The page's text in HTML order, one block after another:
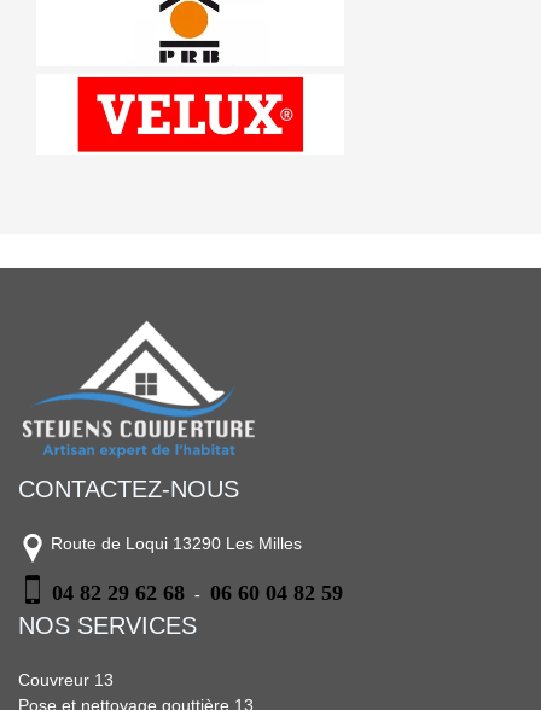
CONTACTEZ-NOUS
Route de Loqui 13290 Les Milles
04 82 29 62 68 - 06 60 04 82 59
NOS SERVICES
Couvreur 13
Pose et nettoyage gouttière 13